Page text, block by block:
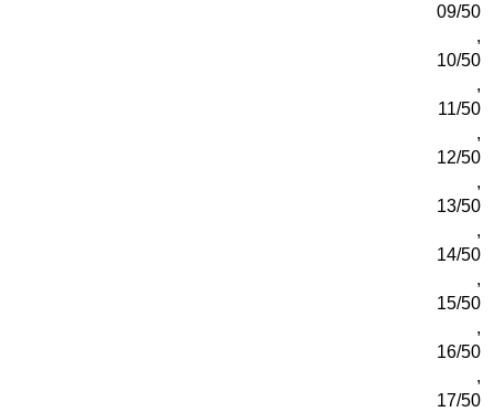
09/50
,
10/50
,
11/50
,
12/50
,
13/50
,
14/50
,
15/50
,
16/50
,
17/50